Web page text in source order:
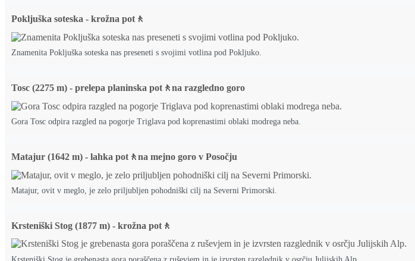
Pokljuška soteska - krožna pot🚶
Znamenita Pokljuška soteska nas preseneti s svojimi votlina pod Pokljuko.
Tosc (2275 m) - prelepa planinska pot🚶na razgledno goro
Gora Tosc odpira razgled na pogorje Triglava pod koprenastimi oblaki modrega neba.
Matajur (1642 m) - lahka pot🚶na mejno goro v Posočju
Matajur, ovit v meglo, je zelo priljubljen pohodniški cilj na Severni Primorski.
Krsteniški Stog (1877 m) - krožna pot🚶